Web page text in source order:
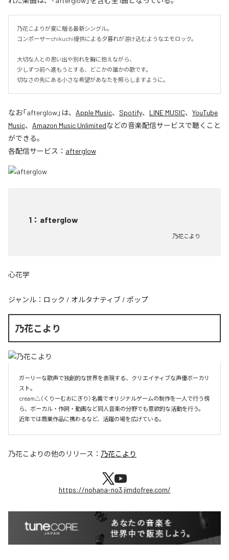
乃花こよりが夏に贈る最新シングル。
コンポーザーchikuchi提供による夕暮れが溶け込むようなエモロック。
大切な人との思い出や別れを胸に抱えながら、
少しずつ前へ進もうとする、どこかの誰かの歌です。
切なさの先にある小さな希望があなたを照らしますように。
なお「afterglow」は、 Apple Music、 Spotify、 LINE MUSIC、 YouTube
Music、 Amazon Music Unlimitedなどの音楽配信サービスで聴くこと
ができる。
各配信サービス： afterglow
1 ： afterglow
乃花こより
心花学
ジャンル： ロック / オルタナティブ / ポップ
乃花こより
ガーリーな歌声で独創的な世界を表現する、クリエイティブな声優ボーカリ
スト。
cream△（くりーむおにぎり）名義でオリジナルゲームの制作を一人で行う傍
ら、ボーカル・作詞・動画など同人音楽の分野でも意欲的な活動を行う。
近年では商業作品に携わるなど、活躍の場を広げている。
乃花こより の他のリリース： 乃花こより
https://nohana-no3.jimdofree.com/